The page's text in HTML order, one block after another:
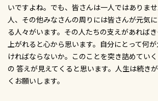
いですよね。でも、皆さんは一人ではありま
人、その他みなさんの周りには皆さんが元気
る人々がいます。その人たちの支えがあれば
上がれると心から思います。自分にとって何
ければならないか。このことを突き詰めてい
の 答えが見えてくると思います。人生は続き
くお願いします。